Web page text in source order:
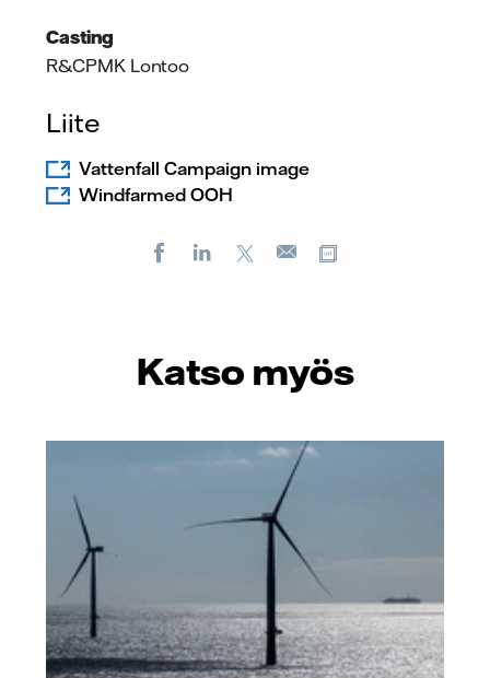
Casting
R&CPMK Lontoo
Liite
Vattenfall Campaign image
Windfarmed OOH
FacebookLinkedIn
Sähköposti
Katso myös